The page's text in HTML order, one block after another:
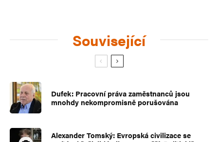
Související
Dufek: Pracovní práva zaměstnanců jsou
mnohdy nekompromisně porušována
Alexander Tomský: Evropská civilizace se